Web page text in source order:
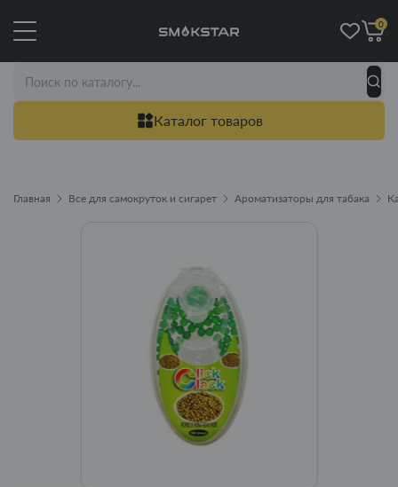
Каталог товаров
0
Главная Все для самокруток и сигарет Ароматизаторы для табака